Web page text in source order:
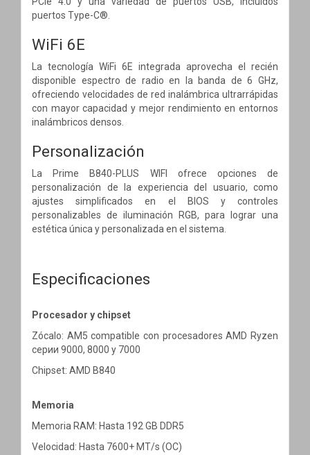
puertos Type-C®.
WiFi 6E
La tecnología WiFi 6E integrada aprovecha el recién
disponible espectro de radio en la banda de 6 GHz,
ofreciendo velocidades de red inalámbrica ultrarrápidas
con mayor capacidad y mejor rendimiento en entornos
inalámbricos densos.
Personalización
La Prime B840-PLUS WIFI ofrece opciones de
personalización de la experiencia del usuario, como
ajustes simplificados en el BIOS y controles
personalizables de iluminación RGB, para lograr una
estética única y personalizada en el sistema.
Especificaciones
Procesador y chipset
Zócalo: AM5 compatible con procesadores AMD Ryzen
серии 9000, 8000 y 7000
Chipset: AMD B840
Memoria
Memoria RAM: Hasta 192 GB DDR5
Velocidad: Hasta 7600+ MT/s (OC)